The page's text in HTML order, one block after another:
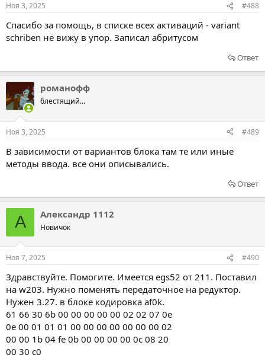
Ноя 3, 2025 #488
Спасибо за помощь, в списке всех активаций - variant
schriben не вижу в упор. Записал абритусом
Ответ
романофф
блестящий...
Ноя 3, 2025 #489
В зависимости от вариантов блока там те или иные
методы ввода. все они описывались.
Ответ
А Александр 1112
Новичок
Ноя 7, 2025 #490
Здравствуйте. Помогите. Имеется egs52 от 211. Поставил
на w203. Нужно поменять передаточное на редуктор.
Нужен 3.27. в блоке кодировка af0k.
61 66 30 6b 00 00 00 00 00 02 02 07 0e
0e 00 01 01 01 00 00 00 00 00 00 00 02
00 00 1b 04 fe 0b 00 00 00 00 0c 08 20
00 30 c0